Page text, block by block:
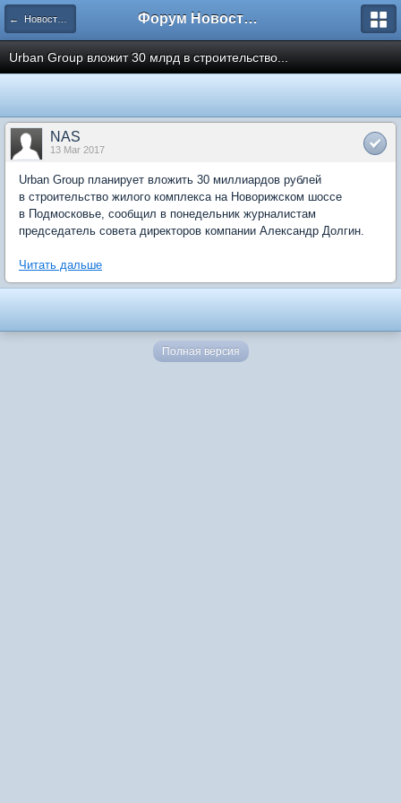
← Новости рынка недвижимости Форум Новостройки
Urban Group вложит 30 млрд в строительство...
NAS
13 Mar 2017
Urban Group планирует вложить 30 миллиардов рублей
в строительство жилого комплекса на Новорижском шоссе
в Подмосковье, сообщил в понедельник журналистам
председатель совета директоров компании Александр Долгин.
Читать дальше
Полная версия